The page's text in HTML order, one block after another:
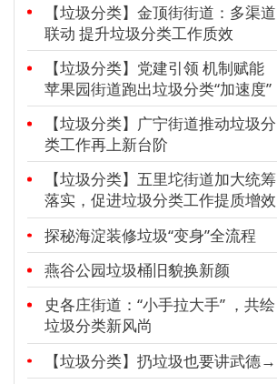
【垃圾分类】金顶街街道：多渠道
联动 提升垃圾分类工作质效
【垃圾分类】党建引领 机制赋能
苹果园街道跑出垃圾分类“加速度”
【垃圾分类】广宁街道推动垃圾分
类工作再上新台阶
【垃圾分类】五里坨街道加大统筹
落实，促进垃圾分类工作提质增效
探秘海淀装修垃圾“变身”全流程
燕谷公园垃圾桶旧貌换新颜
史各庄街道：“小手拉大手” ，共绘
垃圾分类新风尚
【垃圾分类】扔垃圾也要讲武德→